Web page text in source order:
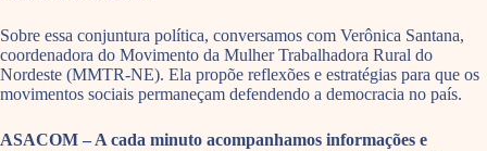
Sobre essa conjuntura política, conversamos com Verônica Santana,
coordenadora do Movimento da Mulher Trabalhadora Rural do
Nordeste (MMTR-NE). Ela propõe reflexões e estratégias para que os
movimentos sociais permaneçam defendendo a democracia no país.
ASACOM – A cada minuto acompanhamos informações e